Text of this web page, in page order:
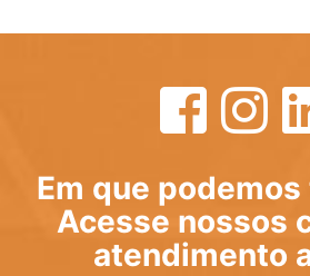
Em que
Acesse nossos
atendimento